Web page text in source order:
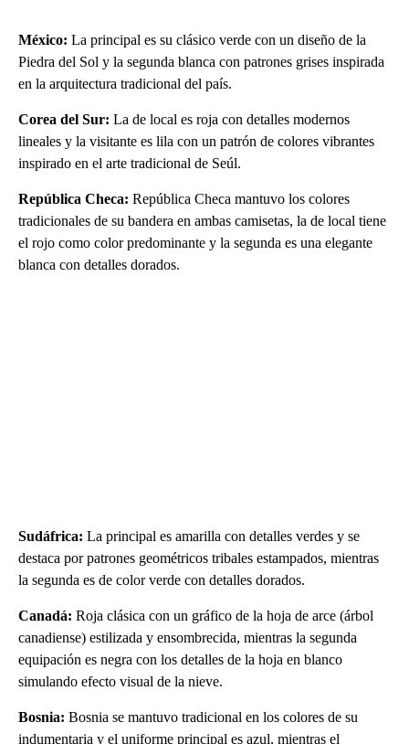
México: La principal es su clásico verde con un diseño de la
Piedra del Sol y la segunda blanca con patrones grises inspirada
en la arquitectura tradicional del país.
Corea del Sur: La de local es roja con detalles modernos
lineales y la visitante es lila con un patrón de colores vibrantes
inspirado en el arte tradicional de Seúl.
República Checa: República Checa mantuvo los colores
tradicionales de su bandera en ambas camisetas, la de local tiene
el rojo como color predominante y la segunda es una elegante
blanca con detalles dorados.
Sudáfrica: La principal es amarilla con detalles verdes y se
destaca por patrones geométricos tribales estampados, mientras
la segunda es de color verde con detalles dorados.
Canadá: Roja clásica con un gráfico de la hoja de arce (árbol
canadiense) estilizada y ensombrecida, mientras la segunda
equipación es negra con los detalles de la hoja en blanco
simulando efecto visual de la nieve.
Bosnia: Bosnia se mantuvo tradicional en los colores de su
indumentaria y el uniforme principal es azul, mientras el